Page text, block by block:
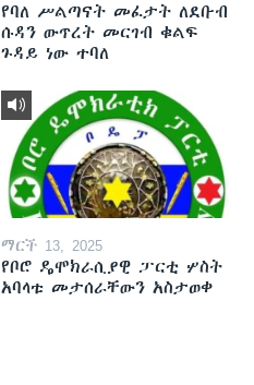
የባለ ሥልጣናት መፈታት ለደቡብ
ሱዳን ውጥረት መርገብ ቁልፍ
ጉዳይ ነው ተባለ
ማርች 13, 2025
የቦሮ ዴሞክራሲያዊ ፓርቲ ሦስት
አባላቱ መታሰራቸውን አስታወቀ